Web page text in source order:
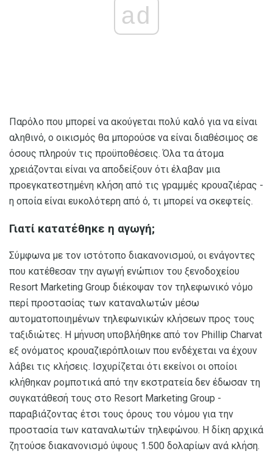
ad
Παρόλο που μπορεί να ακούγεται πολύ καλό για να είναι
αληθινό, ο οικισμός θα μπορούσε να είναι διαθέσιμος σε
όσους πληρούν τις προϋποθέσεις. Όλα τα άτομα
χρειάζονται είναι να αποδείξουν ότι έλαβαν μια
προεγκατεστημένη κλήση από τις γραμμές κρουαζιέρας -
η οποία είναι ευκολότερη από ό, τι μπορεί να σκεφτείς.
Γιατί κατατέθηκε η αγωγή;
Σύμφωνα με τον ιστότοπο διακανονισμού, οι ενάγοντες
που κατέθεσαν την αγωγή ενώπιον του ξενοδοχείου
Resort Marketing Group διέκοψαν τον τηλεφωνικό νόμο
περί προστασίας των καταναλωτών μέσω
αυτοματοποιημένων τηλεφωνικών κλήσεων προς τους
ταξιδιώτες. Η μήνυση υποβλήθηκε από τον Phillip Charvat
εξ ονόματος κρουαζιερόπλοιων που ενδέχεται να έχουν
λάβει τις κλήσεις. Ισχυρίζεται ότι εκείνοι οι οποίοι
κλήθηκαν ρομποτικά από την εκστρατεία δεν έδωσαν τη
συγκατάθεσή τους στο Resort Marketing Group -
παραβιάζοντας έτσι τους όρους του νόμου για την
προστασία των καταναλωτών τηλεφώνου. Η δίκη αρχικά
ζητούσε διακανονισμό ύψους 1.500 δολαρίων ανά κλήση.